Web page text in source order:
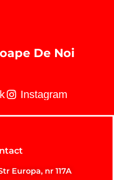
De Noi
Instagram
Europa, nr 117A